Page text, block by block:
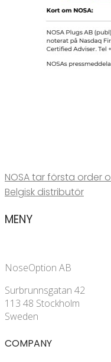
NOSA tar första order
Belgisk distributör
MENY
NoseOption AB
Surbrunnsgatan 42
113 48 Stockholm
Sweden
COMPANY